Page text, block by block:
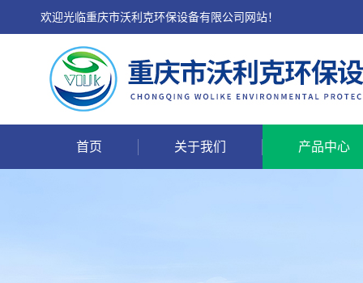
欢迎光临重庆市沃利克环保设备有限公司网站！
首页 关于我们 产品中心